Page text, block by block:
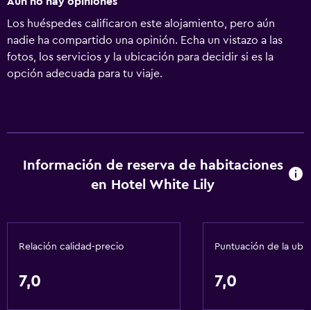
Los huéspedes calificaron este alojamiento, pero aún
nadie ha compartido una opinión. Echa un vistazo a las
fotos, los servicios y la ubicación para decidir si es la
opción adecuada para tu viaje.
Información de reserva de habitaciones
en Hotel White Lily
Relación calidad-precio
7,0
Puntuación de la
7,0